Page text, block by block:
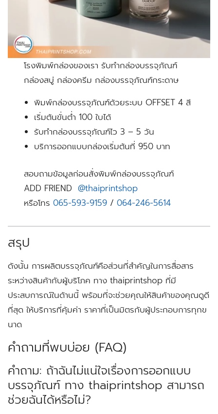
โรงพิมพ์กล่องของเรา รับทํากล่องบรรจุภัณฑ์
กล่องสบู่ กล่องครีม กล่องบรรจุภัณฑ์กระดาษ
พิมพ์กล่องบรรจุภัณฑ์ด้วยระบบ OFFSET 4 สี
เริ่มต้นขั่นต่ำ 100 ใบได้
รับทำกล่องบรรจุภัณฑ์ไว 3 – 5 วัน
บริการออกแบบกล่องเริ่มต้นที่ 950 บาท
สอบถามข้อมูลก่อนสั่งพิมพ์กล่องบรรจุภัณฑ์
ADD FRIEND@thaiprintshop
หรือโทร065-593-9159 /064-246-5614
สรุป
ดังนั้น การผลิตบรรจุภัณฑ์คือส่วนที่สำคัญในการสื่อสาร
ระหว่างสินค้ากับผู้บริโภค ทาง thaiprintshop ที่มี
ประสบการณ์ในด้านนี้ พร้อมที่จะช่วยคุณให้สินค้าของคุณดูดี
ที่สุด ให้บริการที่คุ้มค่า ราคาที่เป็นมิตรกับผู้ประกอบการทุกข
นาด
คำถามที่พบบ่อย (FAQ)
คำถาม: ถ้าฉันไม่แน่ใจเรื่องการออกแบบ
บรรจุภัณฑ์ ทาง thaiprintshop สามารถ
ช่วยฉันได้หรือไม่?